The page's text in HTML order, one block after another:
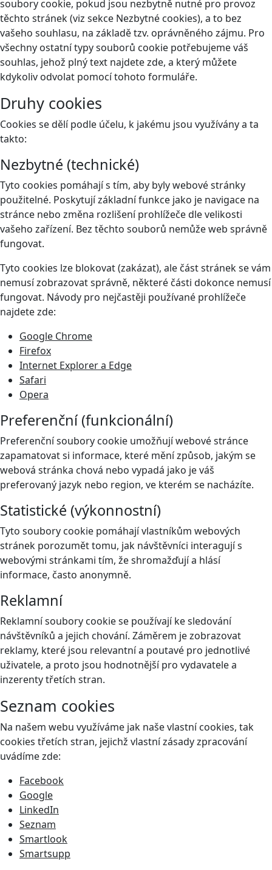
soubory cookie, pokud jsou nezbytně nutné pro provoz
těchto stránek (viz sekce Nezbytné cookies), a to bez
vašeho souhlasu, na základě tzv. oprávněného zájmu. Pro
všechny ostatní typy souborů cookie potřebujeme váš
souhlas, jehož plný text najdetezde, a který můžete
kdykoliv odvolat pomocí tohoto formuláře.
Druhy cookies
Cookies se dělí podle účelu, k jakému jsou využívány a ta
takto:
Nezbytné (technické)
Tyto cookies pomáhají s tím, aby byly webové stránky
použitelné. Poskytují základní funkce jako je navigace na
stránce nebo změna rozlišení prohlížeče dle velikosti
vašeho zařízení. Bez těchto souborů nemůže web správně
fungovat.
Tyto cookies lze blokovat (zakázat), ale část stránek se vám
nemusí zobrazovat správně, některé části dokonce nemusí
fungovat. Návody pro nejčastěji používané prohlížeče
najdete zde:
Google Chrome
Firefox
Internet Explorer a Edge
Safari
Opera
Preferenční (funkcionální)
Preferenční soubory cookie umožňují webové stránce
zapamatovat si informace, které mění způsob, jakým se
webová stránka chová nebo vypadá jako je váš
preferovaný jazyk nebo region, ve kterém se nacházíte.
Statistické (výkonnostní)
Tyto soubory cookie pomáhají vlastníkům webových
stránek porozumět tomu, jak návštěvníci interagují s
webovými stránkami tím, že shromažďují a hlásí
informace, často anonymně.
Reklamní
Reklamní soubory cookie se používají ke sledování
návštěvníků a jejich chování. Záměrem je zobrazovat
reklamy, které jsou relevantní a poutavé pro jednotlivé
uživatele, a proto jsou hodnotnější pro vydavatele a
inzerenty třetích stran.
Seznam cookies
Na našem webu využíváme jak naše vlastní cookies, tak
cookies třetích stran, jejichž vlastní zásady zpracování
uvádíme zde:
Facebook
Google
LinkedIn
Seznam
Smartlook
Smartsupp